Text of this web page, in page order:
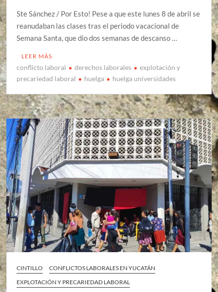
Ste Sánchez / Por Esto! Pese a que este lunes 8 de abril se
reanudaban las clases tras el periodo vacacional de
Semana Santa, que dio dos semanas de descanso …
LEER MÁS
conflicto laboral derechos laborales
explotación y
precariedad laboral
huelga huelga universidades
CINTILLO
CONFLICTOS LABORALES EN YUCATÁN
EXPLOTACIÓN Y PRECARIEDAD LABORAL